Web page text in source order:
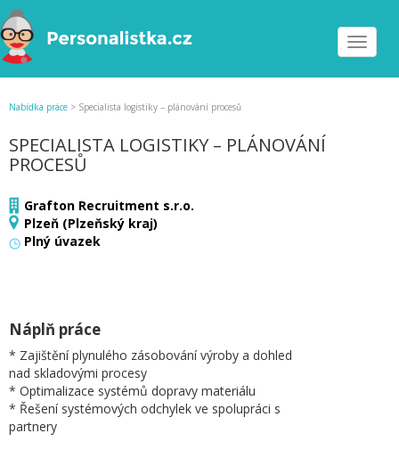
Toggle
Nabídka práce > Specialista logistiky – plánování procesů
SPECIALISTA LOGISTIKY – PLÁNOVÁNÍ
PROCESŮ
Grafton Recruitment s.r.o.
Plzeň (Plzeňský kraj)
Plný úvazek
Náplň práce
* Zajištění plynulého zásobování výroby a dohled
nad skladovými procesy
* Optimalizace systémů dopravy materiálu
* Řešení systémových odchylek ve spolupráci s
partnery